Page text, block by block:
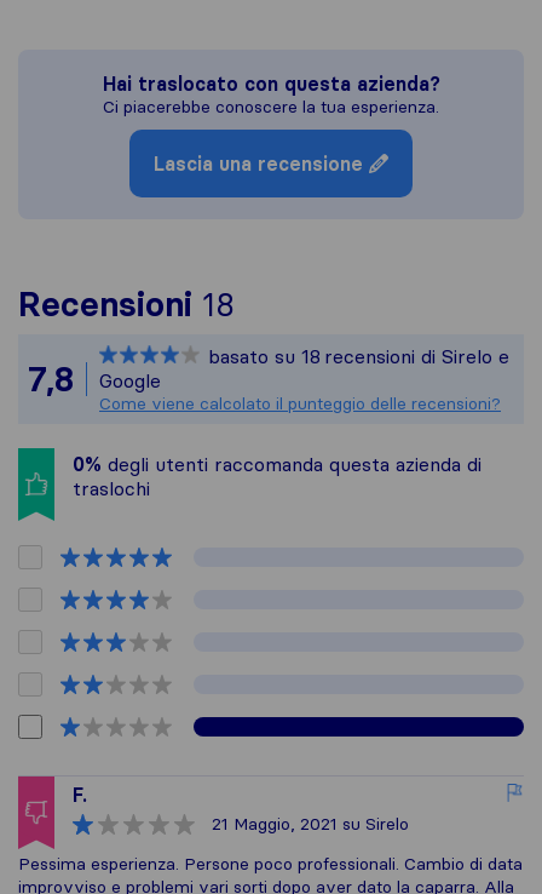
Hai traslocato con questa azienda?
Ci piacerebbe conoscere la tua esperienza.
Lascia una recensione
Recensioni 18
Tutte le recensioni
7,8
basato su 18 recensioni di Sirelo e
Google
Come viene calcolato il punteggio delle recensioni?
0% degli utenti raccomanda questa azienda di
traslochi
F.
21 Maggio, 2021 su Sirelo
Pessima esperienza. Persone poco professionali. Cambio di data
improvviso e problemi vari sorti dopo aver dato la caparra. Alla